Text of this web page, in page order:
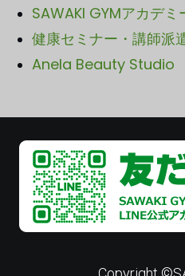
SAWAKI GYMアカデミ
健康セミナー・講師派
Anela Beauty Studio